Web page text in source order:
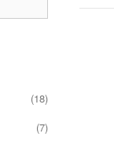
(18)
(7)